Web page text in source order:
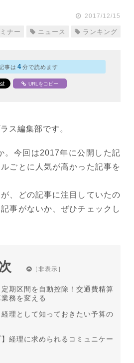
2017/12/15
ナー ニュース ランキング
事は 4分で読めます
URLをコピー
ス編集部です。
。今回は2017年に公開した記
ごとに人気が高かった記事を
、どの記事に注目していたの
事がないか、ぜひチェックし
定期区間を自動控除！交通費精算
務を変える
経理として知っておきたい予算の
】経理に求められるコミュニケー